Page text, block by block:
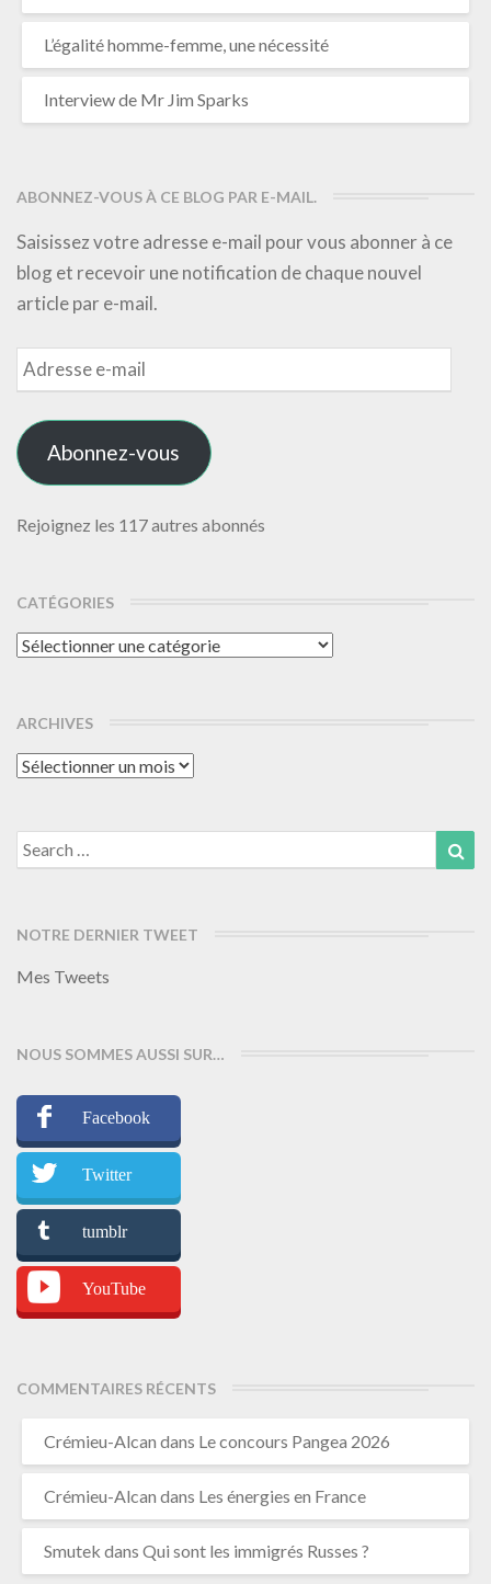
L’égalité homme-femme, une nécessité
Interview de Mr Jim Sparks
ABONNEZ-VOUS À CE BLOG PAR E-MAIL.
Saisissez votre adresse e-mail pour vous abonner à ce
blog et recevoir une notification de chaque nouvel
article par e-mail.
Adresse
e-
mail
Abonnez-vous
Rejoignez les 117 autres abonnés
CATÉGORIES
Catégories
ARCHIVES
Archives
Search
for:
NOTRE DERNIER TWEET
Mes Tweets
NOUS SOMMES AUSSI SUR…
Facebook
Twitter
tumblr
YouTube
COMMENTAIRES RÉCENTS
Crémieu-Alcan dans Le concours Pangea 2026
Crémieu-Alcan dans Les énergies en France
Smutek dans Qui sont les immigrés Russes ?